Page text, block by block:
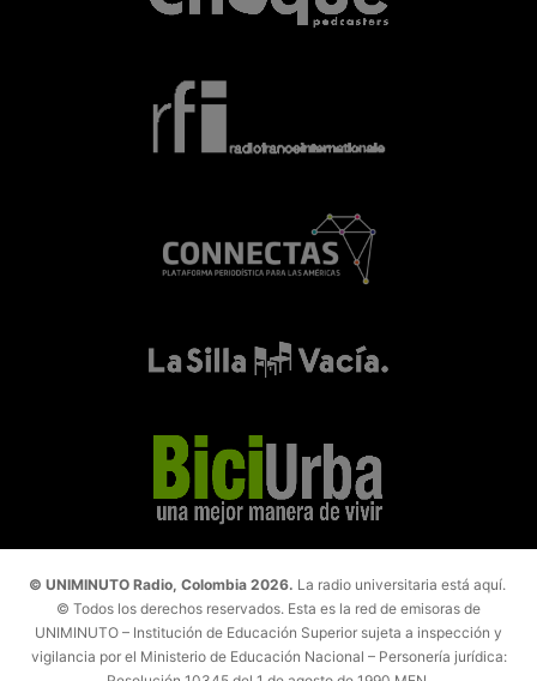
© UNIMINUTO Radio, Colombia 2026. La radio universitaria está aquí.
© Todos los derechos reservados. Esta es la red de emisoras de
UNIMINUTO – Institución de Educación Superior sujeta a inspección y
vigilancia por el Ministerio de Educación Nacional – Personería jurídica: